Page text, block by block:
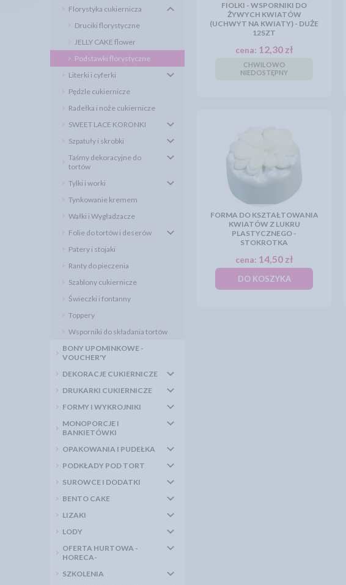
Florystyka cukiernicza
Druciki florystyczne
JELLY CAKE flower
Podstawki florystyczne
Literki i cyferki
Pędzle cukiernicze
Radełka i noże cukiernicze
SWEET LACE KORONKI
Szpatuły i skrobki
Taśmy dekoracyjne do
tortów
Tylki i worki
Tynkowanie kremem
Wałki i Wygładzacze
Folie do tortów i deserów
Patery i stojaki
Ranty do pieczenia
Szablony cukiernicze
Świeczki i fontanny
Toppery
Wsporniki do składania tortów
BONY UPOMINKOWE -
VOUCHER'Y
DEKORACJE CUKIERNICZE
DRUKARKI CUKIERNICZE
FORMY I WYKROJNIKI
MONOPORCJE I
BANKIETÓWKI
OPAKOWANIA I PUDEŁKA
PODKŁADY POD TORT
SUROWCE I DODATKI
BENTO CAKE
LIZAKI
LODY
OFERTA HURTOWA -
HORECA-
SZKOLENIA
FIOLKI - WSPORNIKI DO
ŻYWYCH KWIATÓW
(UCHWYT NA KWIATY) - DUŻE
12SZT
cena: 12,30 zł
CHWILOWO
NIEDOSTĘPNY
FORMA DO KSZTAŁTOWANIA
KWIATÓW Z LUKRU
PLASTYCZNEGO -
STOKROTKA
cena: 14,50 zł
DO KOSZYKA